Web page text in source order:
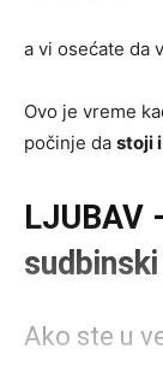
a vi osećate da
Ovo je vreme
počinje da stoji
LJUBAV
Ako ste u